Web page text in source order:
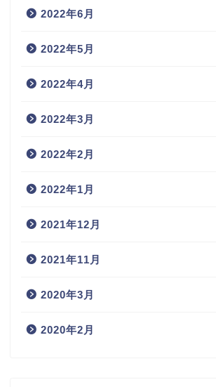
2022年6月
2022年5月
2022年4月
2022年3月
2022年2月
2022年1月
2021年12月
2021年11月
2020年3月
2020年2月